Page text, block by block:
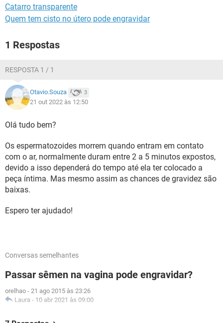
Catarro transparente
Quem tem cisto no útero pode engravidar
1 Respostas
RESPOSTA 1 / 1
Otavio.Souza 3
21 out 2022 às 12:50
Olá tudo bem?
Os espermatozoides morrem quando entram em contato
com o ar, normalmente duram entre 2 a 5 minutos expostos,
devido a isso dependerá do tempo até ela ter colocado a
peça íntima. Mas mesmo assim as chances de gravidez são
baixas.
Espero ter ajudado!
Conversas semelhantes
Passar sêmen na vagina pode engravidar?
orelhao - 21 ago 2015 às 23:26
Laura - 10 abr 2021 às 09:00